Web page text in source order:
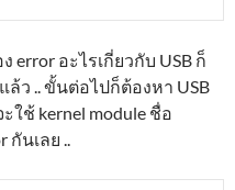
error อะไรเกี่ยวกับ USB ก็
ล้ว .. ขั้นต่อไปก็ต้องหา USB
ใช้ kernel module ชื่อ
กันเลย ..